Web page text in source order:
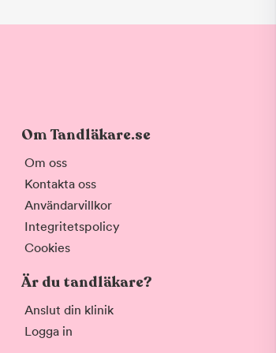
Om Tandläkare.se
Om oss
Kontakta oss
Användarvillkor
Integritetspolicy
Cookies
Är du tandläkare?
Anslut din klinik
Logga in